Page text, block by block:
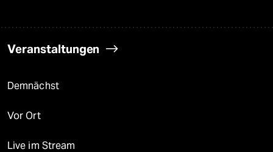
Veranstaltungen
Demnächst
Vor Ort
Live im Stream